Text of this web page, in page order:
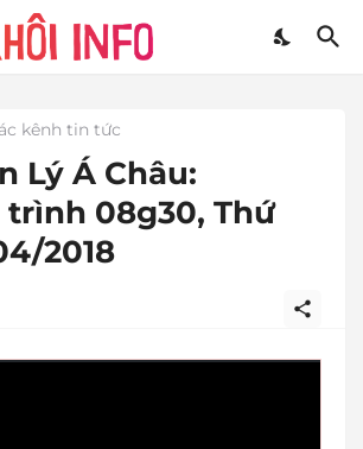
kênh tin tức
Lý Á Châu:
trình 08g30, Thứ
2018